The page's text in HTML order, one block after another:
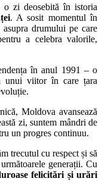
o zi deosebită în istoria
. A sosit momentul în
drumului pe care
a celebra valorile,
în anul 1991 – o
unui viitor în care țara
Moldova avansează
zi, suntem mândri de
un progres continuu.
trecutul cu respect și să
generații. Cu
felicitări și urări